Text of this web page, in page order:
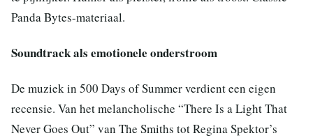
Panda Bytes-materiaal.
Soundtrack als emotionele onderstroom
De muziek in 500 Days of Summer verdient een eigen
recensie. Van het melancholische “There Is a Light That
Never Goes Out” van The Smiths tot Regina Spektor’s